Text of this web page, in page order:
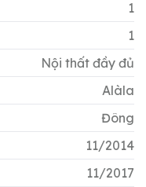
1
1
Nội thất đầy đủ
Alàla
Đông
11/2014
11/2017